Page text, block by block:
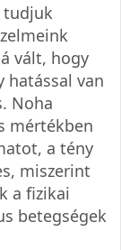
tudjuk
vált, hogy
hatással van
Noha
mértékben
a tény
miszerint
a fizikai
betegségek